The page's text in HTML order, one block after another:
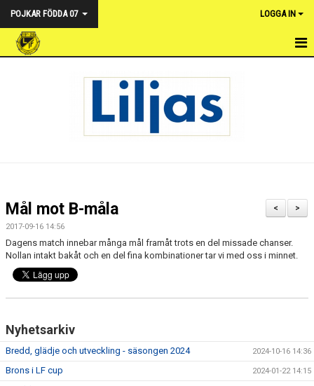
POJKAR FÖDDA 07 LOGGA IN
BILDGALLERI
KONTAKT
MATCHER
>
<
Mål mot B-måla
2017-09-16 14:56
Dagens match innebar många mål framåt trots en del missade chanser.
Nollan intakt bakåt och en del fina kombinationer tar vi med oss i minnet.
Nyhetsarkiv
Bredd, glädje och utveckling - säsongen 2024 2024-10-16 14:36
Brons i LF cup 2024-01-22 14:15